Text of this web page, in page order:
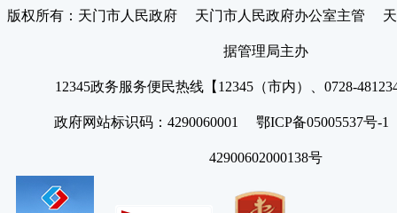
版权所有：天门市人民政府 天门市人民政府办公室主管 天
据管理局主办
12345政务服务便民热线【12345（市内）、0728-
政府网站标识码：4290060001 鄂ICP备05005537号
42900602000138号